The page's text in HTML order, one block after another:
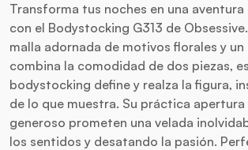
Transforma tus noches en una
con el Bodystocking G313 de
malla adornada de motivos florales y un
combina la comodidad de dos piezas,
bodystocking define y realza la figura,
de lo que muestra. Su práctica
generoso prometen una velada
los sentidos y desatando la pasión.